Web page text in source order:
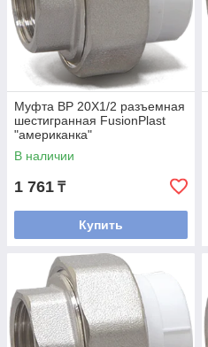
Муфта ВР 20Х1/2 разъемная
шестигранная FusionPlast
"американка"
В наличии
1 761 ₸
Купить